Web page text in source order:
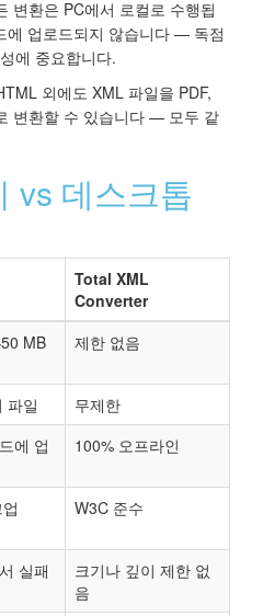
변환은 PC에서 로컬로 수행됩
에 업로드되지 않습니다 — 독점
에 중요합니다.
외에도 XML 파일을 PDF,
변환할 수 있습니다 — 모두 같
vs 데스크톱
Total XML
Converter
MB 제한 없음
파일
무제한
에 업
100% 오프라인
W3C 준수
실패
크기나 깊이 제한 없
음